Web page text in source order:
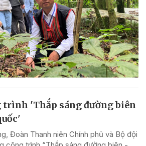
trình 'Thắp sáng đường biên
Đoàn Thanh niên Chính phủ và Bộ đội